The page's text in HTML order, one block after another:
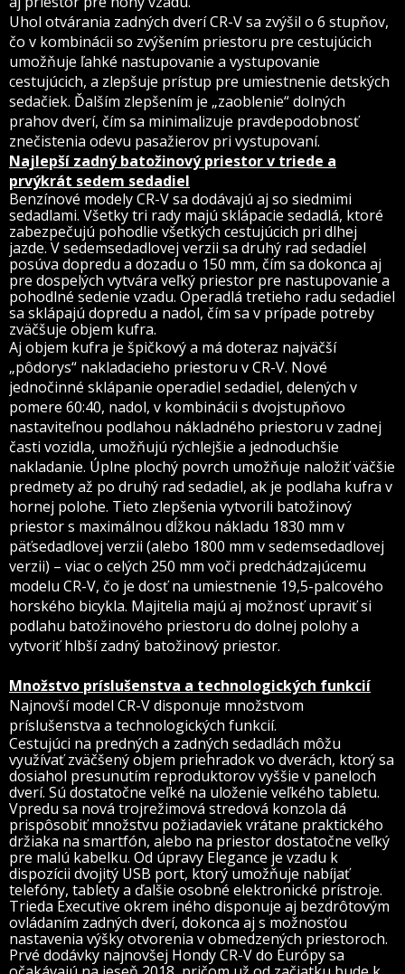
Uhol otvárania zadných dverí CR-V sa zvýšil o 6 stupňov,
čo v kombinácii so zvýšením priestoru pre cestujúcich
umožňuje ľahké nastupovanie a vystupovanie
cestujúcich, a zlepšuje prístup pre umiestnenie detských
sedačiek. Ďalším zlepšením je „zaoblenie“ dolných
prahov dverí, čím sa minimalizuje pravdepodobnosť
znečistenia odevu pasažierov pri vystupovaní.
Najlepší zadný batožinový priestor v triede a
prvýkrát sedem sedadiel
Benzínové modely CR-V sa dodávajú aj so siedmimi
sedadlami. Všetky tri rady majú sklápacie sedadlá, ktoré
zabezpečujú pohodlie všetkých cestujúcich pri dlhej
jazde. V sedemsedadlovej verzii sa druhý rad sedadiel
posúva dopredu a dozadu o 150 mm, čím sa dokonca aj
pre dospelých vytvára veľký priestor pre nastupovanie a
pohodlné sedenie vzadu. Operadlá tretieho radu sedadiel
sa sklápajú dopredu a nadol, čím sa v prípade potreby
zväčšuje objem kufra.
Aj objem kufra je špičkový a má doteraz najväčší
„pôdorys“ nakladacieho priestoru v CR-V. Nové
jednočinné sklápanie operadiel sedadiel, delených v
pomere 60:40, nadol, v kombinácii s dvojstupňovo
nastaviteľnou podlahou nákladného priestoru v zadnej
časti vozidla, umožňujú rýchlejšie a jednoduchšie
nakladanie. Úplne plochý povrch umožňuje naložiť väčšie
predmety až po druhý rad sedadiel, ak je podlaha kufra v
hornej polohe. Tieto zlepšenia vytvorili batožinový
priestor s maximálnou dĺžkou nákladu 1830 mm v
päťsedadlovej verzii (alebo 1800 mm v sedemsedadlovej
verzii) – viac o celých 250 mm voči predchádzajúcemu
modelu CR-V, čo je dosť na umiestnenie 19,5-palcového
horského bicykla. Majitelia majú aj možnosť upraviť si
podlahu batožinového priestoru do dolnej polohy a
vytvoriť hlbší zadný batožinový priestor.
Množstvo príslušenstva a technologických funkcií
Najnovší model CR-V disponuje množstvom
príslušenstva a technologických funkcií.
Cestujúci na predných a zadných sedadlách môžu
využívať zväčšený objem priehradok vo dverách, ktorý sa
dosiahol presunutím reproduktorov vyššie v paneloch
dverí. Sú dostatočne veľké na uloženie veľkého tabletu.
Vpredu sa nová trojrežimová stredová konzola dá
prispôsobiť množstvu požiadaviek vrátane praktického
držiaka na smartfón, alebo na priestor dostatočne veľký
pre malú kabelku. Od úpravy Elegance je vzadu k
dispozícii dvojitý USB port, ktorý umožňuje nabíjať
telefóny, tablety a ďalšie osobné elektronické prístroje.
Trieda Executive okrem iného disponuje aj bezdrôtovým
ovládaním zadných dverí, dokonca aj s možnosťou
nastavenia výšky otvorenia v obmedzených priestoroch.
Prvé dodávky najnovšej Hondy CR-V do Európy sa